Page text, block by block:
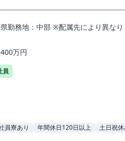
勤務地：中部 ※配属先により異なり
万円
員
員寮あり 年間休日120日以上 土日祝